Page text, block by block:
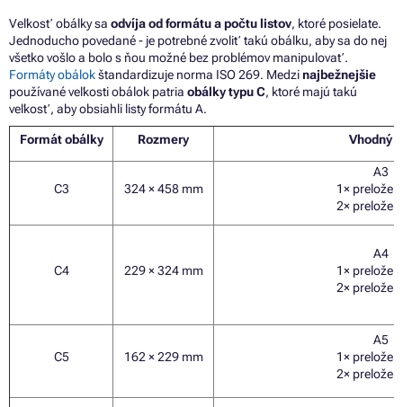
Veľkosť obálky sa odvíja od formátu a počtu listov, ktoré posielate.
Jednoducho povedané - je potrebné zvoliť takú obálku, aby sa do nej
všetko vošlo a bolo s ňou možné bez problémov manipulovať.
Formáty obálokštandardizuje norma ISO 269. Medzinajbežnejšie
používanéveľkosti obálok patria obálky typu C, ktoré majú takú
veľkosť, aby obsiahli listy formátu A.
Formát obálky Rozmery Vhodný
C3 324 × 458 mm
A3
1×
2×
C4 229 × 324 mm
A4
1×
2×
C5 162 × 229 mm
A5
1×
2×